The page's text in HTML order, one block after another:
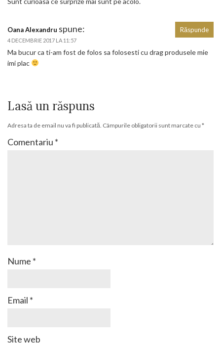
Oana Alexandru spune:
4 DECEMBRIE 2017 LA 11:57
Ma bucur ca ti-am fost de folos sa folosesti cu drag produsele mie
imi plac
Răspunde
Lasă un răspuns
Adresa ta de email nu va fi publicată. Câmpurile obligatorii sunt marcate cu *
Comentariu *
Nume *
Email *
Site web